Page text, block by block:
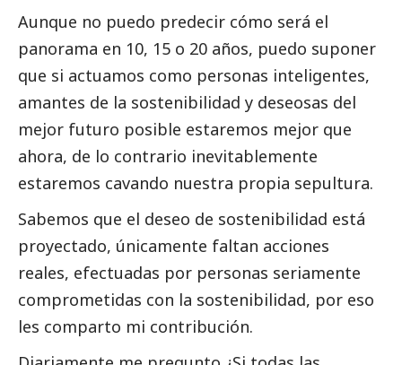
Aunque no puedo predecir cómo será el
panorama en 10, 15 o 20 años, puedo suponer
que si actuamos como personas inteligentes,
amantes de la sostenibilidad y deseosas del
mejor futuro posible estaremos mejor que
ahora, de lo contrario inevitablemente
estaremos cavando nuestra propia sepultura.
Sabemos que el deseo de sostenibilidad está
proyectado, únicamente faltan acciones
reales, efectuadas por personas seriamente
comprometidas con la sostenibilidad, por eso
les comparto mi contribución.